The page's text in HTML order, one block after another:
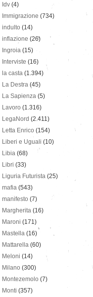
Idv (4)
Immigrazione (734)
indulto (14)
inflazione (26)
Ingroia (15)
Interviste (16)
la casta (1.394)
La Destra (45)
La Sapienza (5)
Lavoro (1.316)
LegaNord (2.411)
Letta Enrico (154)
Liberi e Uguali (10)
Libia (68)
Libri (33)
Liguria Futurista (25)
mafia (543)
manifesto (7)
Margherita (16)
Maroni (171)
Mastella (16)
Mattarella (60)
Meloni (14)
Milano (300)
Montezemolo (7)
Monti (357)